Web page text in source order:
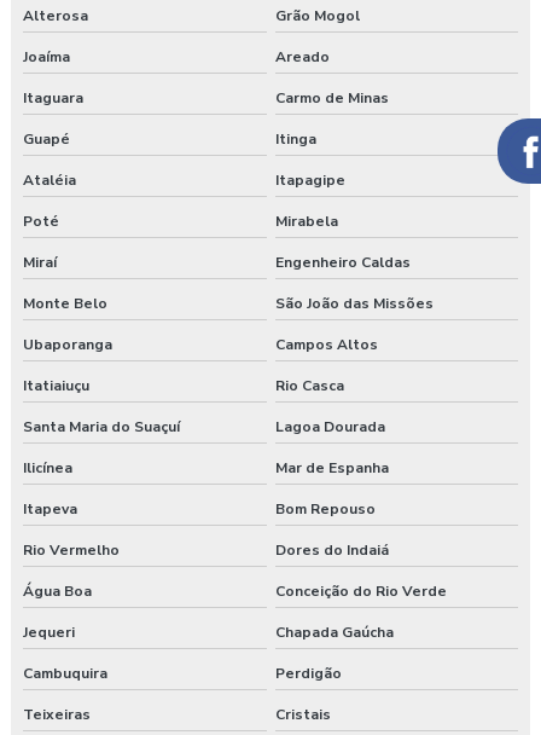
Alterosa Grão Mogol
Joaíma Areado
Itaguara Carmo de Minas
Guapé Itinga
Ataléia Itapagipe
Poté Mirabela
Miraí Engenheiro Caldas
Monte Belo São João das Missões
Ubaporanga Campos Altos
Itatiaiuçu Rio Casca
Santa Maria do Suaçuí Lagoa Dourada
Ilicínea Mar de Espanha
Itapeva Bom Repouso
Rio Vermelho Dores do Indaiá
Água Boa Conceição do Rio Verde
Jequeri Chapada Gaúcha
Cambuquira Perdigão
Teixeiras Cristais